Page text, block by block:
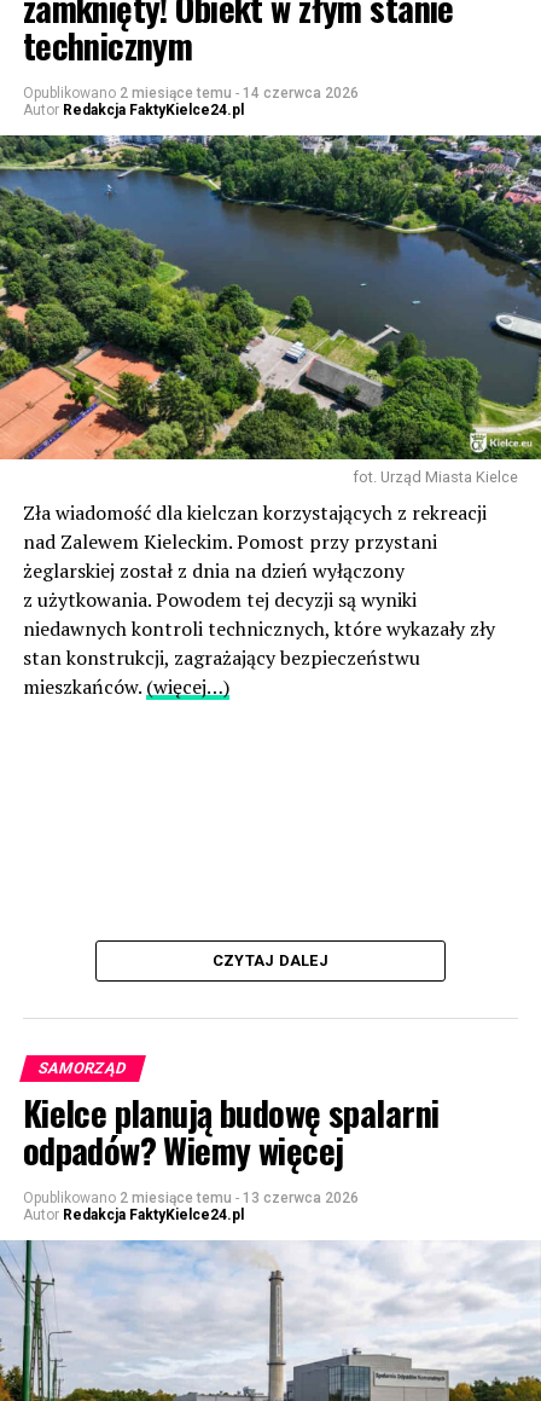
technicznym
Opublikowano 2 miesiące temu - 14 czerwca 2026
Autor Redakcja FaktyKielce24.pl
fot. Urząd Miasta Kielce
Zła wiadomość dla kielczan korzystających z rekreacji
nad Zalewem Kieleckim. Pomost przy przystani
żeglarskiej został z dnia na dzień wyłączony
z użytkowania. Powodem tej decyzji są wyniki
niedawnych kontroli technicznych, które wykazały zły
stan konstrukcji, zagrażający bezpieczeństwu
mieszkańców. (więcej…)
CZYTAJ DALEJ
SAMORZĄD
Kielce planują budowę spalarni
odpadów? Wiemy więcej
Opublikowano 2 miesiące temu - 13 czerwca 2026
Autor Redakcja FaktyKielce24.pl